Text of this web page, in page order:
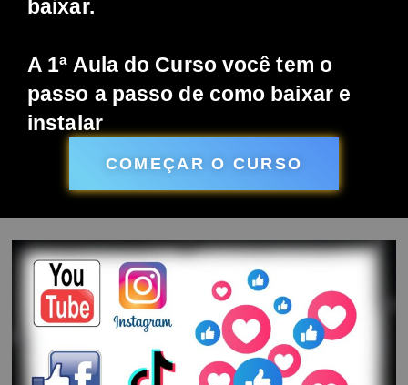
baixar.
A 1ª Aula do Curso você tem o
passo a passo de como baixar e
instalar
COMEÇAR O CURSO